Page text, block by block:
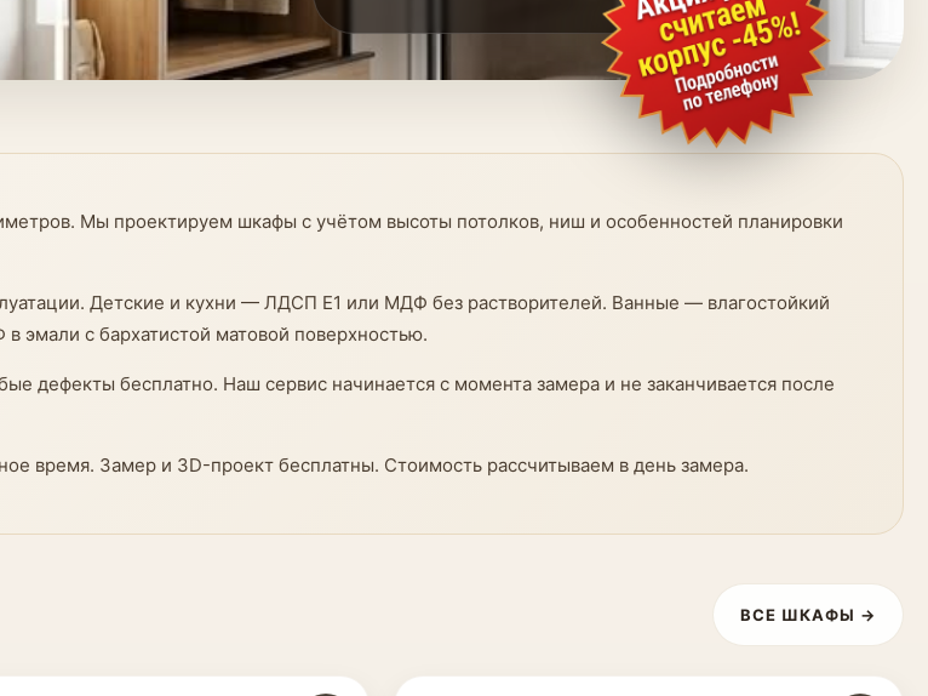
Мы проектируем шкафы с учётом высоты потолков, ниш и особенностей планировки
Детские и кухни — ЛДСП E1 или МДФ без растворителей. Ванные — влагостойкий
с бархатистой матовой поверхностью.
дефекты бесплатно. Наш сервис начинается с момента замера и не заканчивается после
время. Замер и 3D-проект бесплатны. Стоимость рассчитываем в день замера.
ВСЕ ШКАФЫ →